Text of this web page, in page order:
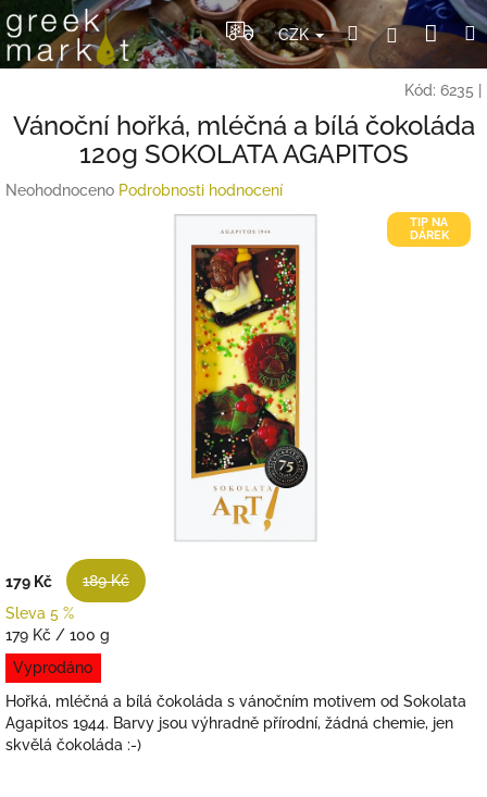
na
obsah
CZK HledatPřihlášení
Kód: 6235
Vánoční hořká, mléčná a bílá čokoláda
120g SOKOLATA AGAPITOS
Průměrné
Neohodnoceno Podrobnosti hodnocení
TIP NA
DÁREK
179 Kč
189 Kč
Sleva 5 %
Měrná
cena:
179 Kč / 100 g
Vyprodáno
Hořká, mléčná a bílá čokoláda s vánočním motivem od Sokolata
Agapitos 1944. Barvy jsou výhradně přírodní, žádná chemie, jen
skvělá čokoláda :-)